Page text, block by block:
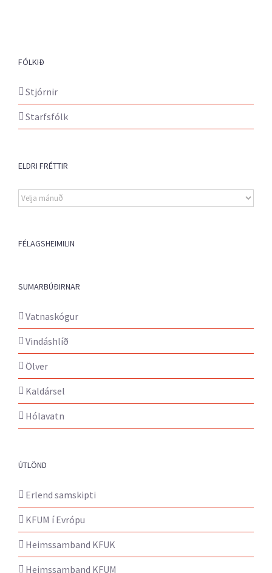
FÓLKIÐ
Stjórnir
Starfsfólk
ELDRI FRÉTTIR
Eldri
fréttir
FÉLAGSHEIMILIN
SUMARBÚÐIRNAR
Vatnaskógur
Vindáshlíð
Ölver
Kaldársel
Hólavatn
ÚTLÖND
Erlend samskipti
KFUM í Evrópu
Heimssamband KFUK
Heimssamband KFUM